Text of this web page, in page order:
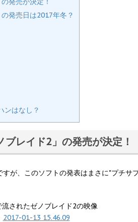
発売日は2017年冬？
ンはなし？
ブレイド2」の発売が決定！
が、このソフトの発表はまさに"プチサ
されたゼノブレイド2の映像